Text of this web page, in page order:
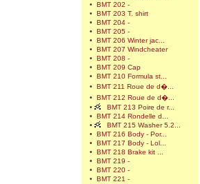
•
BMT 202 -
•
BMT 203 T. shirt
•
BMT 204 -
•
BMT 205 -
•
BMT 206 Winter jac...
•
BMT 207 Windcheater
•
BMT 208 -
•
BMT 209 Cap
•
BMT 210 Formula st...
•
BMT 211 Roue de d�...
•
BMT 212 Roue de d�...
•
BMT 213 Poire de r...
•
BMT 214 Rondelle d...
•
BMT 215 Washer 5.2...
•
BMT 216 Body - Por...
•
BMT 217 Body - Lol...
•
BMT 218 Brake kit ...
•
BMT 219 -
•
BMT 220 -
•
BMT 221 -